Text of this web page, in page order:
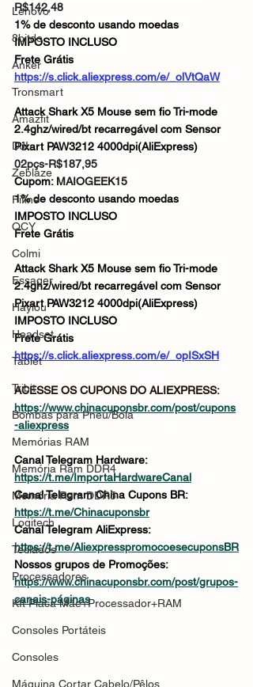
Lenovo
8bitdo
Anker
Tronsmart
Amazfit
DJI
Zeblaze
Fifine
QCY
Colmi
Essager
Haylou
Headset
Tablet
Tribit
Bombas para Pneu/Bola
Memórias RAM
Memória Ram DDR4
Memória Ram DDR5
Logitech
Teclados
Processadores
KIt Placa Mãe+Processador+RAM
Consoles Portáteis
Consoles
Máquina Cortar Cabelo/Pêlos
R$142,48
1% de desconto usando moedas
IMPOSTO INCLUSO
Frete Grátis
https://s.click.aliexpress.com/e/_olVtQaW
Attack Shark X5 Mouse sem fio Tri-mode
2.4ghz/wired/bt recarregável com Sensor
Pixart PAW3212 4000dpi(AliExpress)
02pçs-R$187,95
Cupom: MAIOGEEK15
1% de desconto usando moedas
IMPOSTO INCLUSO
Frete Grátis
Attack Shark X5 Mouse sem fio Tri-mode
2.4ghz/wired/bt recarregável com Sensor
Pixart PAW3212 4000dpi(AliExpress)
IMPOSTO INCLUSO
Frete Grátis
https://s.click.aliexpress.com/e/_opISxSH
ACESSE OS CUPONS DO ALIEXPRESS:
https://www.chinacuponsbr.com/post/cupons
-aliexpress
Canal Telegram Hardware:
https://t.me/ImportaHardwareCanal
Canal Telegram China Cupons BR:
https://t.me/Chinacuponsbr
Canal Telegram AliExpress:
https://t.me/AliexpresspromocoesecuponsBR
Nossos grupos de Promoções:
https://www.chinacuponsbr.com/post/grupos-
canais-páginas